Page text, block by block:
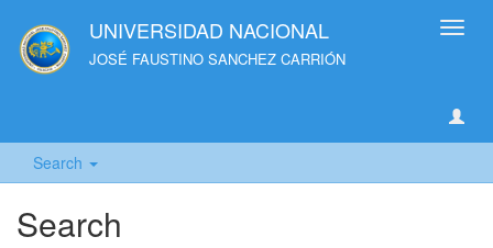
UNIVERSIDAD NACIONAL
JOSÉ FAUSTINO SANCHEZ CARRIÓN
Search
Search